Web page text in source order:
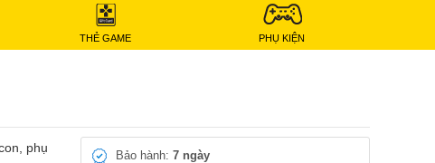
THẺ GAME PHỤ KIỆN
phụ
Bảo hành: 7 ngày